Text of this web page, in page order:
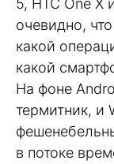
5, HTC One X
очевидно,
какой
какой
На фоне
термитник, и
в потоке